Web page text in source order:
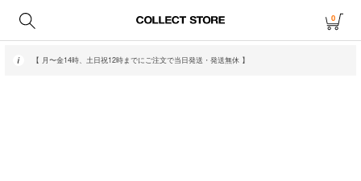
0
【 月〜金14時、土日祝12時までにご注文で当日発送・発送無休 】